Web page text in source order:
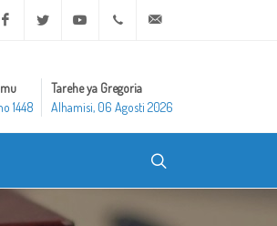
Facebook Twitter Youtube +20 2 25970400
1448
Tarehe ya Gregoria
Alhamisi, 06 Agosti 2026